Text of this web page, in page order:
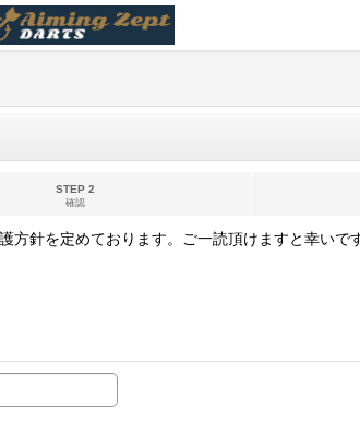
STEP 2
確認
方針を定めております。ご一読頂けますと幸いで